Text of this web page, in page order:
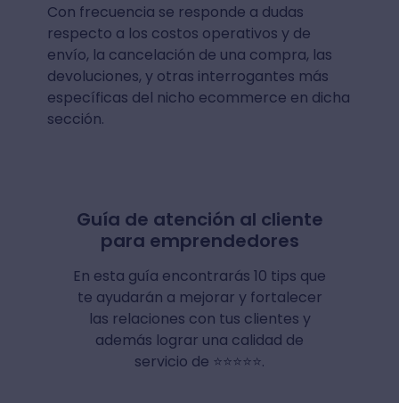
Con frecuencia se responde a dudas
respecto a los costos operativos y de
envío, la cancelación de una compra, las
devoluciones, y otras interrogantes más
específicas del nicho ecommerce en dicha
sección.
Guía de atención al cliente
para emprendedores
En esta guía encontrarás 10 tips que
te ayudarán a mejorar y fortalecer
las relaciones con tus clientes y
además lograr una calidad de
servicio de ⭐⭐⭐⭐⭐.